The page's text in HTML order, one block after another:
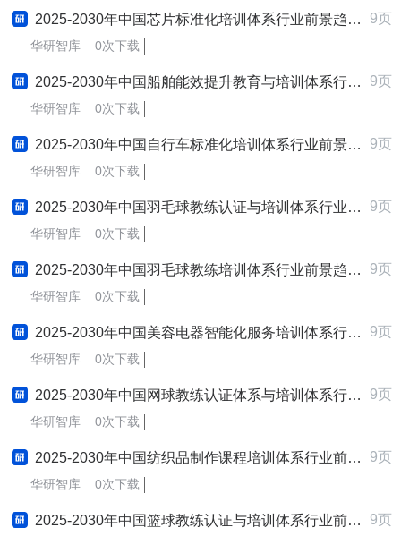
2025-2030年中国芯片标准化培训体系行业前景趋势预测及发展战略咨询报告 9页
华研智库 0次下载
2025-2030年中国船舶能效提升教育与培训体系行业前景趋势预测及发展战略咨询报告 9页
华研智库 0次下载
2025-2030年中国自行车标准化培训体系行业前景趋势预测及发展战略咨询报告 9页
华研智库 0次下载
2025-2030年中国羽毛球教练认证与培训体系行业前景趋势预测及发展战略咨询报告 9页
华研智库 0次下载
2025-2030年中国羽毛球教练培训体系行业前景趋势预测及发展战略咨询报告 9页
华研智库 0次下载
2025-2030年中国美容电器智能化服务培训体系行业前景趋势预测及发展战略咨询报告 9页
华研智库 0次下载
2025-2030年中国网球教练认证体系与培训体系行业前景趋势预测及发展战略咨询报告 9页
华研智库 0次下载
2025-2030年中国纺织品制作课程培训体系行业前景趋势预测及发展战略咨询报告 9页
华研智库 0次下载
2025-2030年中国篮球教练认证与培训体系行业前景趋势预测及发展战略咨询报告 9页